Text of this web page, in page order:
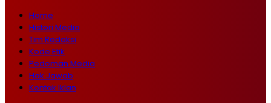
Home
Histori Media
Tim Redaksi
Kode Etik
Pedoman Media
Hak Jawab
Kontak Iklan